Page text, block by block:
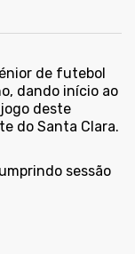
de futebol
dando início ao
deste
do Santa Clara.
sessão